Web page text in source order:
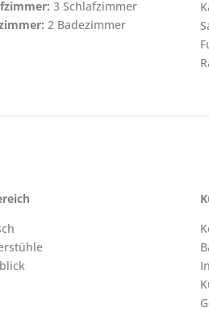
3 Schlafzimmer
2 Badezimmer